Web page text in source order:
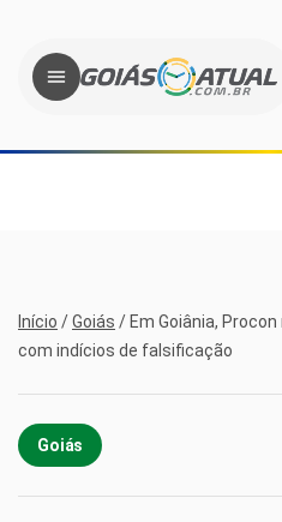
Início /Goiás / Em Goiânia,
com indícios de falsificação
Goiás